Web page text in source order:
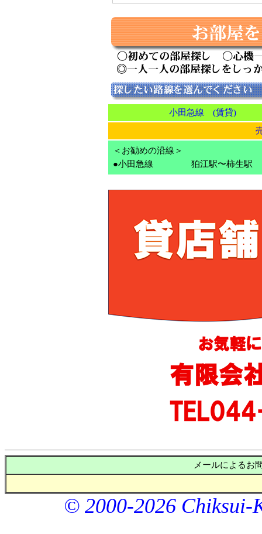
小田急線 (賃貸)
＜お勧めの沿線＞
●小田急線
狛江駅〜柿生駅
メールによるお
© 2000-2026 Chiksui-